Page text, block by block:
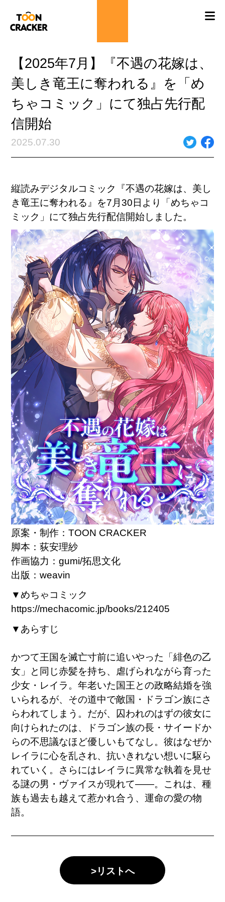
【2025年7月】『不遇の花嫁は、
美しき竜王に奪われる』を「め
ちゃコミック」にて独占先行配
信開始
2025.07.30
縦読みデジタルコミック『不遇の花嫁は、美し
き竜王に奪われる』を7月30日より「めちゃコ
ミック」にて独占先行配信開始しました。
原案・制作：TOON CRACKER
脚本：荻安理紗
作画協力：gumi/拓思文化
出版：weavin
▼めちゃコミック
https://mechacomic.jp/books/212405
▼あらすじ
かつて王国を滅亡寸前に追いやった「緋色の乙
女」と同じ赤髪を持ち、虐げられながら育った
少女・レイラ。年老いた国王との政略結婚を強
いられるが、その道中で敵国・ドラゴン族にさ
らわれてしまう。だが、囚われのはずの彼女に
向けられたのは、ドラゴン族の長・サイードか
らの不思議なほど優しいもてなし。彼はなぜか
レイラに心を乱され、抗いきれない想いに駆ら
れていく。さらにはレイラに異常な執着を見せ
る謎の男・ヴァイスが現れて――。これは、種
族も過去も越えて惹かれ合う、運命の愛の物
語。
>リストへ